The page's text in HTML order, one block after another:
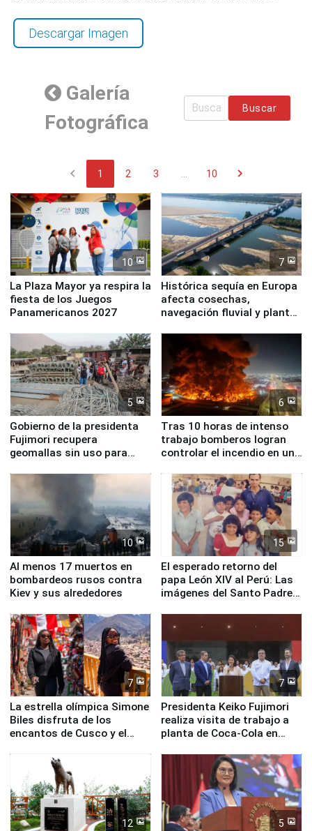
Descargar Imagen
Galería
Fotográfica
Buscar
chevron_left 1 2 3 10 chevron_right
10
La Plaza Mayor ya respira la
fiesta de los Juegos
Panamericanos 2027
7
Histórica sequía en Europa
afecta cosechas,
navegación fluvial y plantas
5
Gobierno de la presidenta
Fujimori recupera
geomallas sin uso para
Fenómeno El Niño
6
Tras 10 horas de intenso
trabajo bomberos logran
controlar el incendio en una
de Chile
10
Al menos 17 muertos en
bombardeos rusos contra
Kiev y sus alrededores
15
El esperado retorno del
papa León XIV al Perú: Las
imágenes del Santo Padre
7
La estrella olímpica Simone
Biles disfruta de los
encantos de Cusco y el
7
Presidenta Keiko Fujimori
realiza visita de trabajo a
planta de Coca-Cola en
12 5